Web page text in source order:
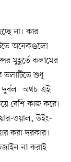
না। কার
অনেকগুলো
মুহূর্তে কলামের
তলাটিতে শুধু
দুর্বল। অথচ এই
বেশি কাজ করে।
ওয়াল, উইং-
করা দরকার।
না করাই